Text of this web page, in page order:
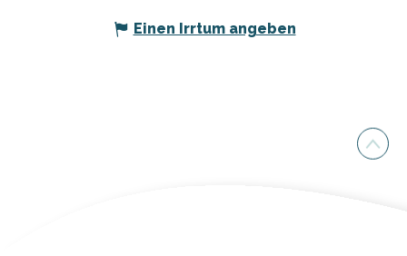
Einen Irrtum angeben